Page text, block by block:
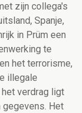
zijn collega's
Spanje,
in Prüm een
te
het terrorisme,
illegale
verdrag ligt
Het